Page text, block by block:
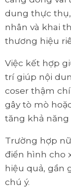
dung thực
nhân và khai
thương hiệu
Việc kết hợp
trí giúp nội
coser thậm
gây tò mò
tăng khả
Trường hợp
điển hình cho
hiệu quả, gần
chú ý.